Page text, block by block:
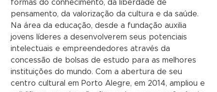
formas do conhecimento, da liberdade de
pensamento, da valorização da cultura e da saúde.
Na área da educação, desde a fundação auxilia
jovens líderes a desenvolverem seus potenciais
intelectuais e empreendedores através da
concessão de bolsas de estudo para as melhores
instituições do mundo. Com a abertura de seu
centro cultural em Porto Alegre, em 2014, ampliou e